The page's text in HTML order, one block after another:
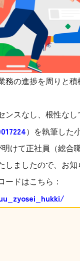
UMU AI課題
AIによる個別フィードバ
の質を飛躍的に高め、
UMU AIビデオ
AIバーチャル講師の動
uAsk
らの質問に回答する専
スタント
UMU AIジェスチャー
スピーチやプレゼンに
スチャーに特化した実
務の進捗を周りと
スなし、根性なし
）を執筆した
けて正社員（総合
ましたので、お知
ードはこちら：